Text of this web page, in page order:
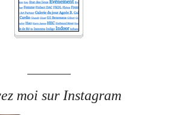
moi sur Instagram